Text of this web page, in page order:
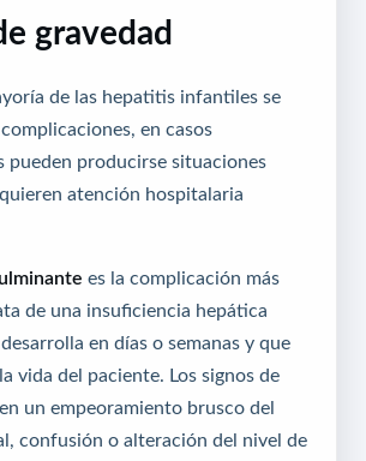
gravedad
de las hepatitis infantiles se
en casos
pueden producirse situaciones
atención hospitalaria
es la complicación más
de una insuficiencia hepática
en días o semanas y que
vida del paciente. Los signos de
un empeoramiento brusco del
confusión o alteración del nivel de